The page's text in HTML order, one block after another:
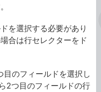
を選択する必要があり
合は行セレクターをド
目のフィールドを選択し
2つ目のフィールドの行